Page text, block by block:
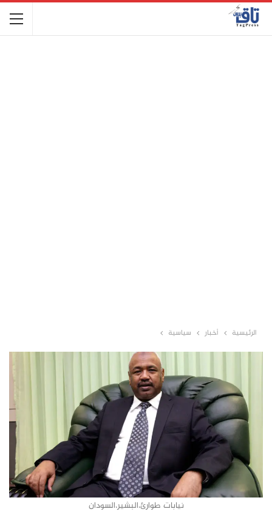
الرئيسية أخبار سياسية
نيابات طوارئ،البشير،السودان